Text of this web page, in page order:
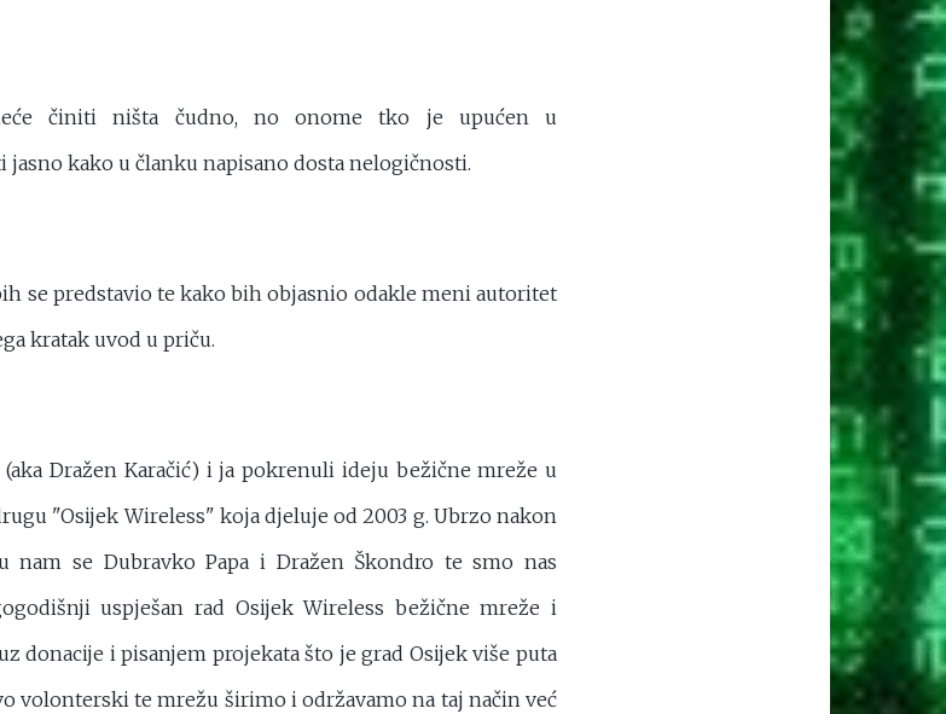
činiti ništa čudno, no onome tko je upućen u
kako u članku napisano dosta nelogičnosti.
se predstavio te kako bih objasnio odakle meni autoritet
kratak uvod u priču.
(aka Dražen Karačić) i ja pokrenuli ideju bežične mreže u
"Osijek Wireless" koja djeluje od 2003 g. Ubrzo nakon
nam se Dubravko Papa i Dražen Škondro te smo nas
uspješan rad Osijek Wireless bežične mreže i
donacije i pisanjem projekata što je grad Osijek više puta
volonterski te mrežu širimo i održavamo na taj način već